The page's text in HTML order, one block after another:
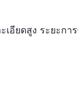
อียดสูง ระยะ